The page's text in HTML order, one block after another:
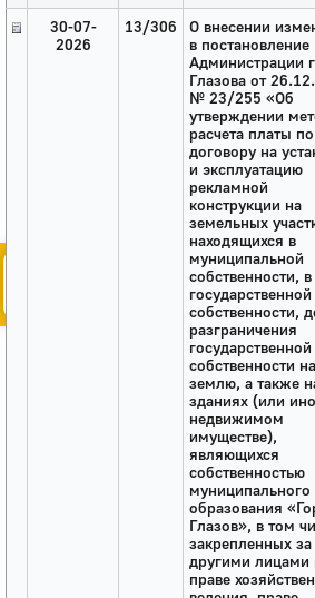
+7 (34141) 21-300
Бета-тестирование портала
Старая версия
Слабовидящим
30-07-
2026
13/306
О внесении
в постановление
Администрации
Глазова от
№ 23/255 «Об
утверждении
расчета платы по
договору на
и эксплуатацию
рекламной
конструкции на
земельных
находящихся в
муниципальной
собственности, в
государственной
собственности,
разграничения
государственной
собственности на
землю, а также
зданиях (или
недвижимом
имуществе),
являющихся
собственностью
муниципального
образования
Глазов», в том
закрепленных за
другими лицами
праве